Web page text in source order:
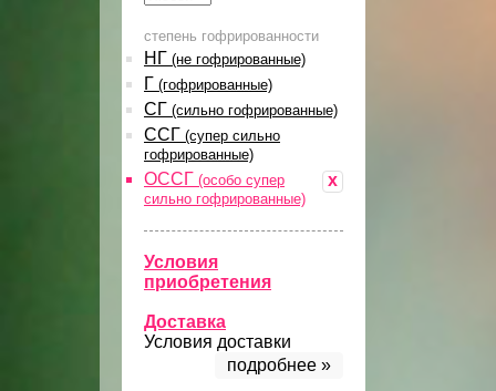
степень гофрированности
НГ (не гофрированные)
Г (гофрированные)
СГ (сильно гофрированные)
ССГ (супер сильно
гофрированные)
x
ОССГ (особо супер
сильно гофрированные)
Условия
приобретения
Доставка
Условия доставки
подробнее »